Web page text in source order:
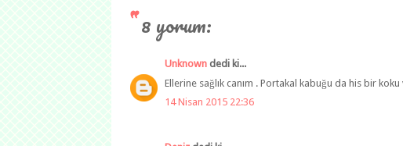
8 yorum:
Unknown dedi ki...
Ellerine sağlık canım . Portakal kabuğu da his bir
14 Nisan 2015 22:36